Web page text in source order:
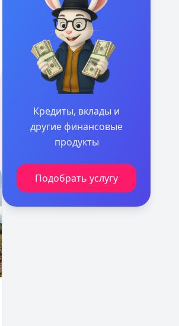
Кредиты, вклады и
другие финансовые
продукты
Подобрать услугу